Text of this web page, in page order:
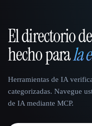
That AI
El directorio
hecho parala
Herramientas de IA
categorizadas. Navegue
de IA mediante MCP.